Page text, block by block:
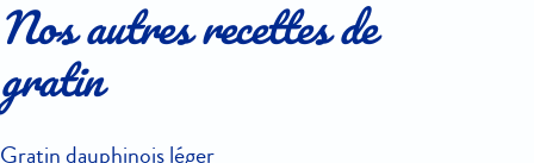
Nos autres recettes de
gratin
Gratin dauphinois léger